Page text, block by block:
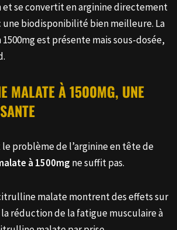
se convertit en arginine directement
une biodisponibilité bien meilleure. La
est présente mais sous-dosée,
MALATE À 1500MG, UNE
problème de l’arginine en tête de
à 1500mg ne suffit pas.
malate montrent des effets sur
réduction de la fatigue musculaire à